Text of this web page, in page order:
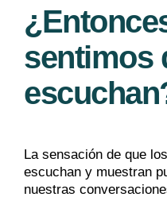
sentimos
La sensación de que
escuchan y muestran
nuestras